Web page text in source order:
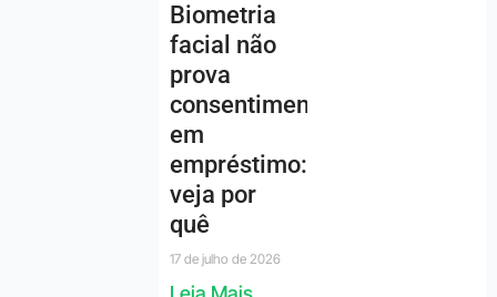
Biometria
facial não
prova
consentimento
em
empréstimo:
veja por
quê
17 de julho de 2026